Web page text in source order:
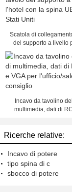
Scatola di
del supporto a livello
Incavo da tavolino
multimedia, dati di
Ricerche relative:
Incavo di potere
tipo spina di c
sbocco di potere